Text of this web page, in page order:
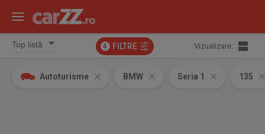
4 FILTRE Vizualizare:
Autoturisme BMW Seria 1 135